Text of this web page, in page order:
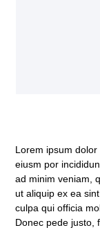
Lorem ipsum
eiusm por
ad minim veniam,
ut aliquip ex ea
culpa qui officia
Donec pede justo,